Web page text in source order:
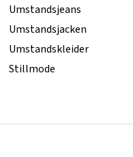
Umstandsjeans
Umstandsjacken
Umstandskleider
Stillmode